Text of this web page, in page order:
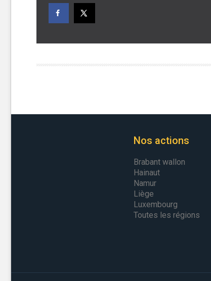
Nos actions
Brabant wallon
Hainaut
Namur
Liège
Luxembourg
Toutes les régions